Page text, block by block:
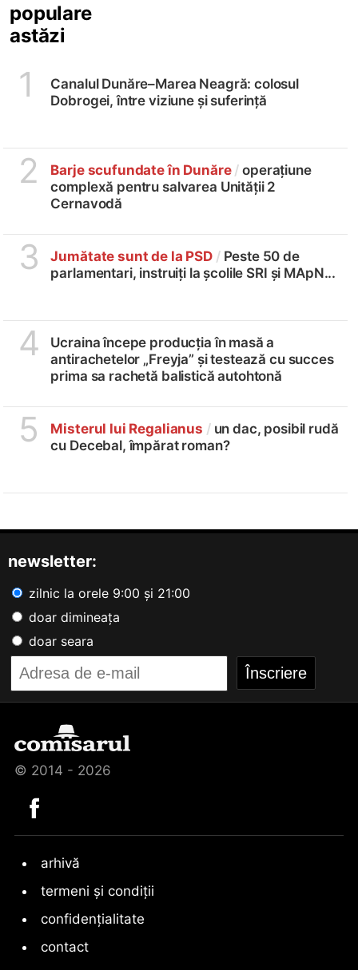
populare
astăzi
1
Canalul Dunăre–Marea Neagră: colosul
Dobrogei, între viziune și suferință
2 Barje scufundate în Dunăre / operațiune
complexă pentru salvarea Unității 2
Cernavodă
3 Jumătate sunt de la PSD / Peste 50 de
parlamentari, instruiți la școlile SRI și MApN...
4
Ucraina începe producția în masă a
antirachetelor „Freyja” și testează cu succes
prima sa rachetă balistică autohtonă
5 Misterul lui Regalianus /un dac, posibil rudă
cu Decebal, împărat roman?
newsletter:
zilnic la orele 9:00 și 21:00
doar dimineața
doar seara
© 2014 - 2026
arhivă
termeni și condiții
confidențialitate
contact